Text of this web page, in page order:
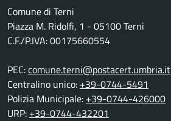
Comune di Terni
Piazza M. Ridolfi, 1 - 05100 Terni
C.F./P.IVA: 00175660554
PEC:comune.terni@postacert.umbria.it
Centralino unico: +39-0744-5491
Polizia Municipale: +39-0744-426000
URP: +39-0744-432201